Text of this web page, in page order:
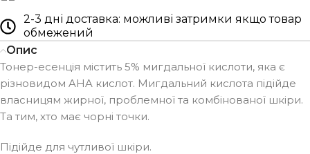
2-3 дні доставка: можливі затримки якщо товар
обмежений
Опис
Тонер-есенція містить 5% мигдальної кислоти, яка є
різновидом AHA кислот. Мигдальний кислота підійде
власницям жирної, проблемної та комбінованої шкіри.
Та тим, хто має чорні точки.
Підійде для чутливої шкіри.